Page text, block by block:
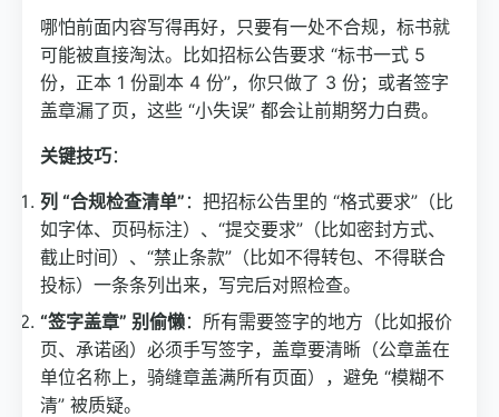
哪怕前面内容写得再好，只要有一处不合规，标书就
可能被直接淘汰。比如招标公告要求 “标书一式 5
份，正本 1 份副本 4 份”，你只做了 3 份；或者签字
盖章漏了页，这些 “小失误” 都会让前期努力白费。
关键技巧：
列 “合规检查清单” ：把招标公告里的 “格式要求”（比
如字体、页码标注）、“提交要求”（比如密封方式、
截止时间）、“禁止条款”（比如不得转包、不得联合
投标）一条条列出来，写完后对照检查。
“签字盖章” 别偷懒：所有需要签字的地方（比如报价
页、承诺函）必须手写签字，盖章要清晰（公章盖在
单位名称上，骑缝章盖满所有页面），避免 “模糊不
清” 被质疑。